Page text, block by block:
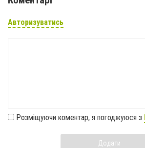
Авторизуватись
Розміщуючи коментар, я погоджуюся з
Додати